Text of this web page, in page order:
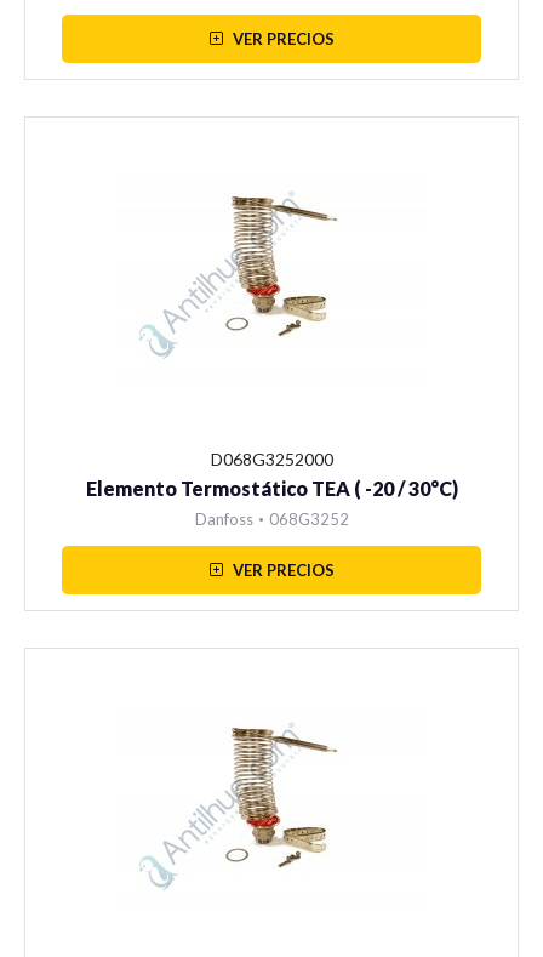
VER PRECIOS
D068G3252000
Elemento Termostático TEA ( -20 / 30°C)
Danfoss • 068G3252
VER PRECIOS